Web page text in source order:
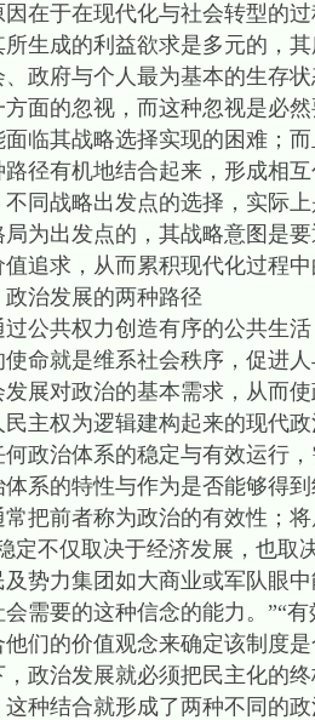
在于在现代化与社会转型的
生成的利益欲求是多元的，
政府与个人最为基本的生存
面的忽视，而这种忽视是必
临其战略选择实现的困难；
径有机地结合起来，形成相
同战略出发点的选择，实际
为出发点的，其战略意图是
追求，从而累积现代化过程
治发展的两种路径
公共权力创造有序的公共生
命就是维系社会秩序，促进
展对政治的基本需求，从而
主权为逻辑建构起来的现代
政治体系的稳定与有效运行
系的特性与作为是否能够得
把前者称为政治的有效性；
定不仅取决于经济发展，也
势力集团如大商业或军队眼
需要的这种信念的能力。”“
们的价值观念来确定该制度
政治发展就必须把民主化的
种结合就形成了两种不同的